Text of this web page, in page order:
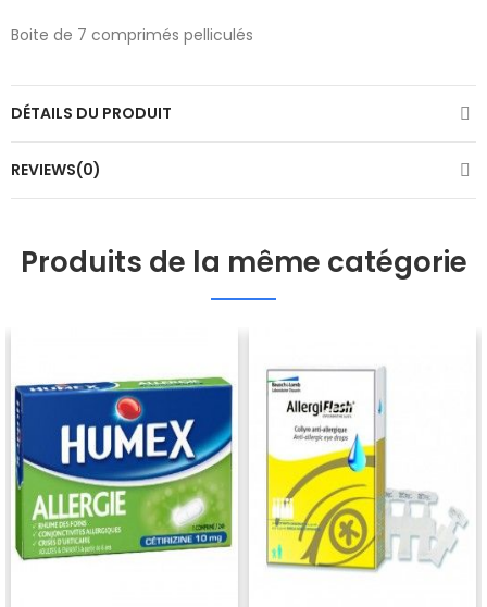
Boite de 7 comprimés pelliculés
DÉTAILS DU PRODUIT
REVIEWS(0)
Produits de la même catégorie